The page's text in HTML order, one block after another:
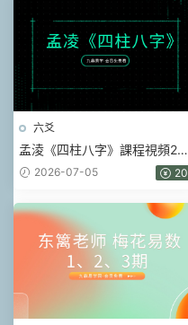
六爻
孟淩《四柱八字》課程視頻22
集 2026-07-05 20